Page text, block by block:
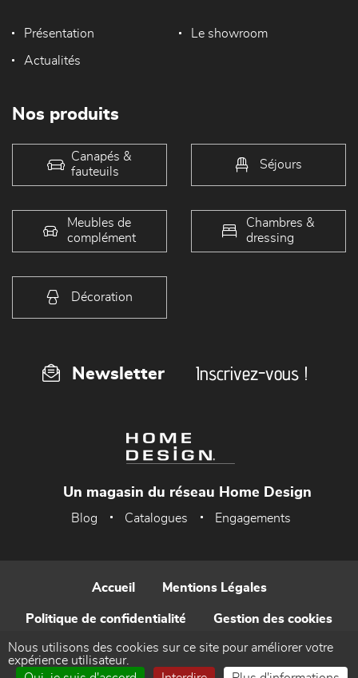
Présentation Le showroom
Actualités
Nos produits
Canapés &
fauteuils
Séjours
Meubles de
complément
Chambres &
dressing
Décoration
Newsletter Inscrivez-vous !
Un magasin du réseau Home Design
Blog Catalogues Engagements
Accueil Mentions Légales
Politique de confidentialité Gestion des cookies
Contact
Nous utilisons des cookies sur ce site pour améliorer votre
expérience utilisateur.